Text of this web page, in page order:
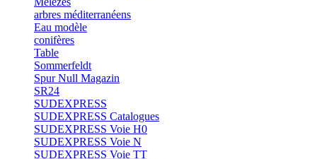
arbres méditerranéens
Eau modèle
conifères
Table
Sommerfeldt
Spur Null Magazin
SR24
SUDEXPRESS
SUDEXPRESS Catalogues
SUDEXPRESS Voie H0
SUDEXPRESS Voie N
SUDEXPRESS Voie TT